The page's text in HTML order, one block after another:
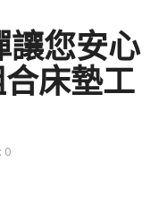
讓您安心
床墊工
0